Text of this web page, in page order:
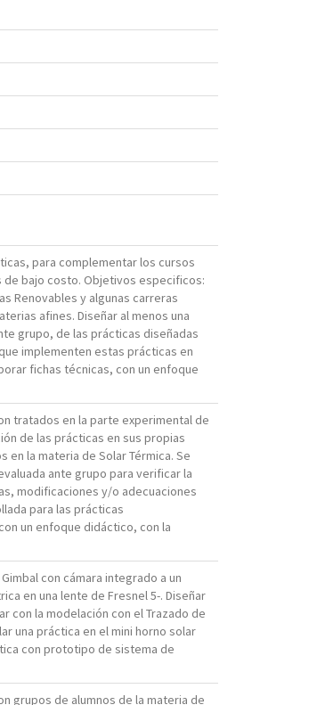
para complementar los cursos
de bajo costo. Objetivos especificos:
Renovables y algunas carreras
afines. Diseñar al menos una
grupo, de las prácticas diseñadas
implementen estas prácticas en
fichas técnicas, con un enfoque
tratados en la parte experimental de
de las prácticas en sus propias
la materia de Solar Térmica. Se
ante grupo para verificar la
modificaciones y/o adecuaciones
para las prácticas
un enfoque didáctico, con la
con cámara integrado a un
en una lente de Fresnel 5-. Diseñar
con la modelación con el Trazado de
una práctica en el mini horno solar
con prototipo de sistema de
grupos de alumnos de la materia de